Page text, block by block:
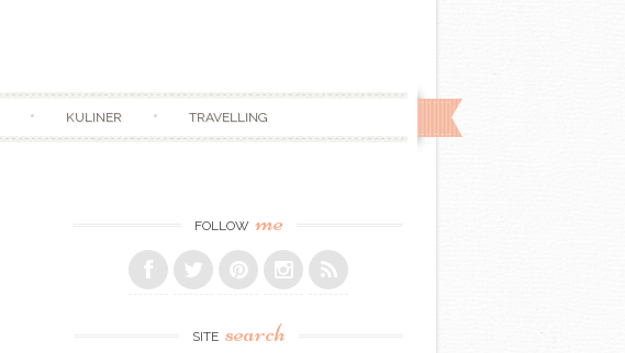
KULINER TRAVELLING
FOLLOW me
SITE search